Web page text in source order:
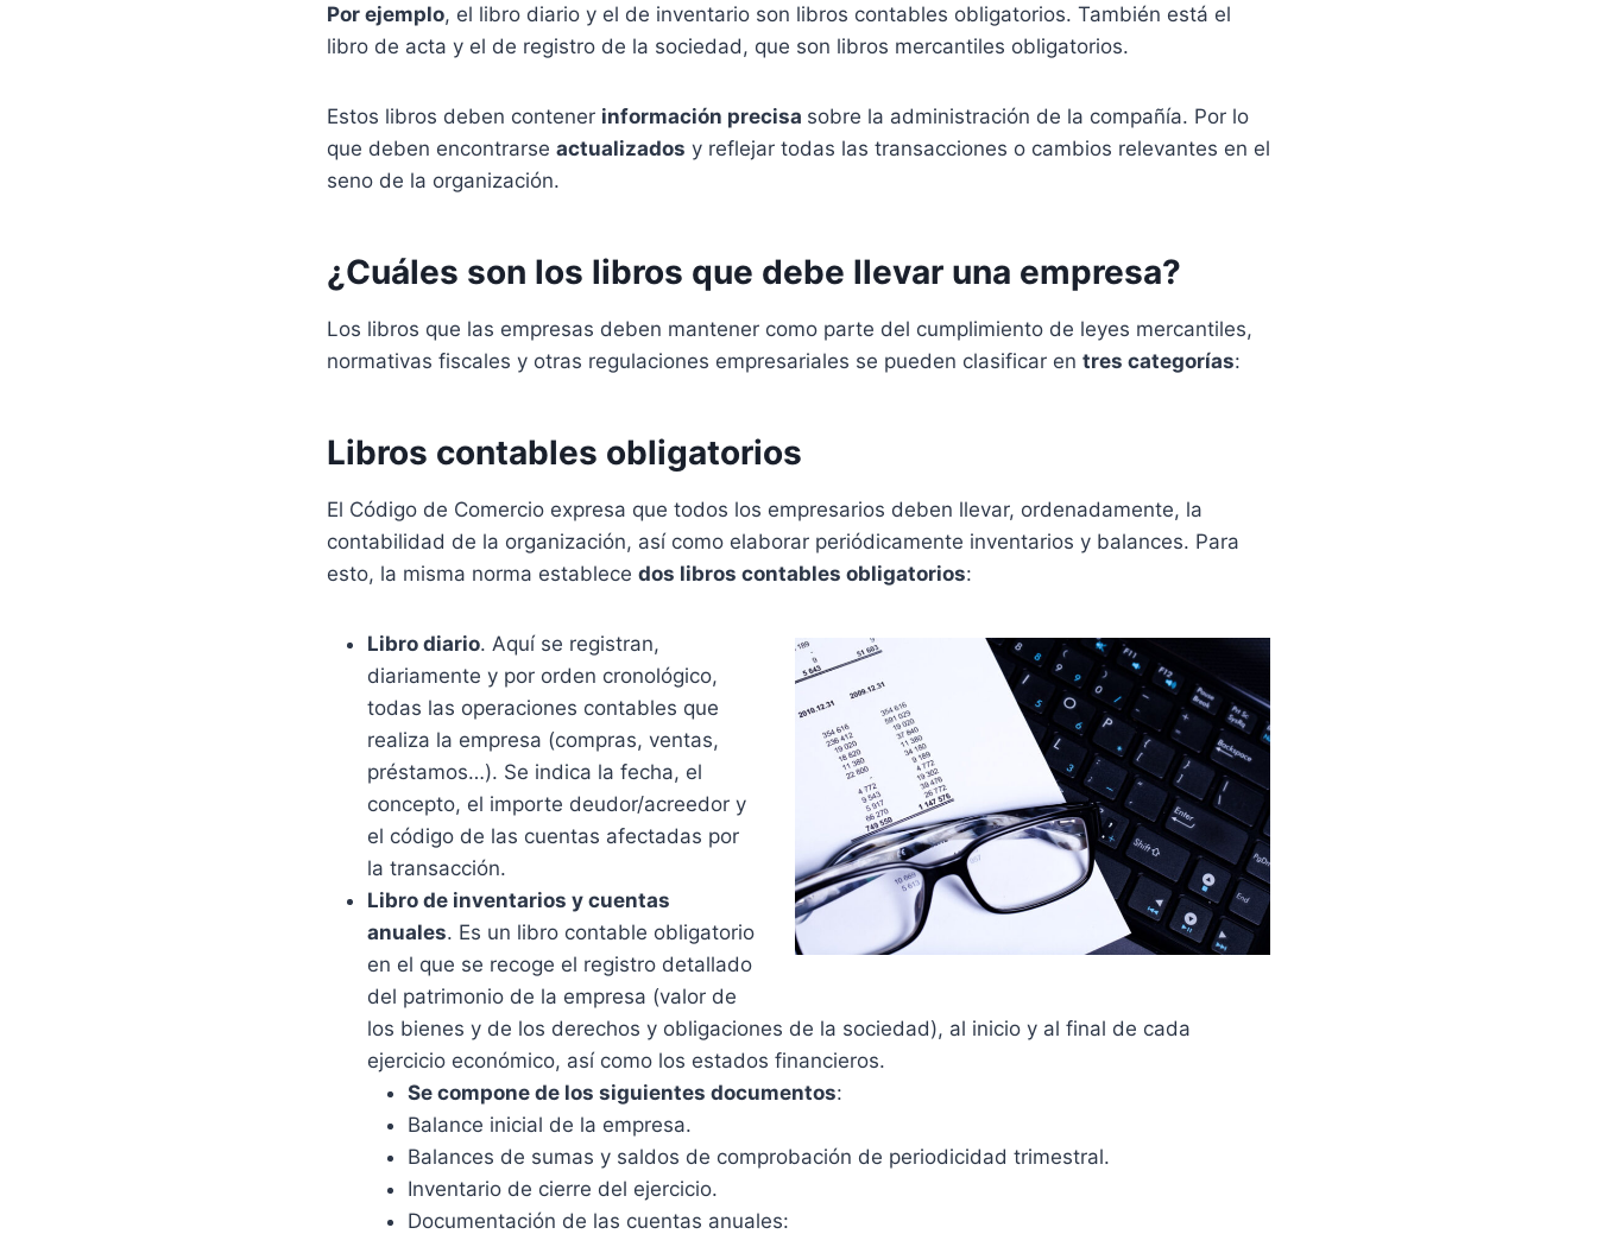
Por ejemplo, el libro diario y el de inventario son libros contables obligatorios. También está el
libro de acta y el de registro de la sociedad, que son libros mercantiles obligatorios.
Estos libros deben contener información precisa sobre la administración de la compañía. Por lo
que deben encontrarse actualizados y reflejar todas las transacciones o cambios relevantes en el
seno de la organización.
¿Cuáles son los libros que debe llevar una empresa?
Los libros que las empresas deben mantener como parte del cumplimiento de leyes mercantiles,
normativas fiscales y otras regulaciones empresariales se pueden clasificar en tres categorías:
Libros contables obligatorios
El Código de Comercio expresa que todos los empresarios deben llevar, ordenadamente, la
contabilidad de la organización, así como elaborar periódicamente inventarios y balances. Para
esto, la misma norma establece dos libros contables obligatorios:
Libro diario. Aquí se registran,
diariamente y por orden cronológico,
todas las operaciones contables que
realiza la empresa (compras, ventas,
préstamos…). Se indica la fecha, el
concepto, el importe deudor/acreedor y
el código de las cuentas afectadas por
la transacción.
Libro de inventarios y cuentas
anuales. Es un libro contable obligatorio
en el que se recoge el registro detallado
del patrimonio de la empresa (valor de
los bienes y de los derechos y obligaciones de la sociedad), al inicio y al final de cada
ejercicio económico, así como los estados financieros.
Se compone de los siguientes documentos:
Balance inicial de la empresa.
Balances de sumas y saldos de comprobación de periodicidad trimestral.
Inventario de cierre del ejercicio.
Documentación de las cuentas anuales: